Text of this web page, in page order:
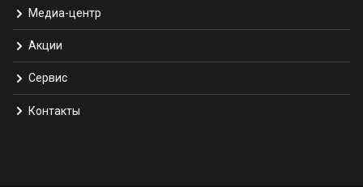
Медиа-центр
Акции
Сервис
Контакты